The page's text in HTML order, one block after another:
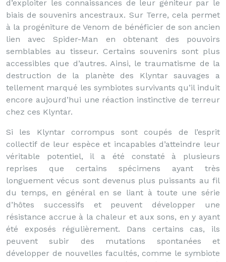
d’exploiter les connaissances de leur géniteur par le
biais de souvenirs ancestraux. Sur Terre, cela permet
à la progéniture de Venom de bénéficier de son ancien
lien avec Spider-Man en obtenant des pouvoirs
semblables au tisseur. Certains souvenirs sont plus
accessibles que d’autres. Ainsi, le traumatisme de la
destruction de la planète des Klyntar sauvages a
tellement marqué les symbiotes survivants qu’il induit
encore aujourd’hui une réaction instinctive de terreur
chez ces Klyntar.
Si les Klyntar corrompus sont coupés de l’esprit
collectif de leur espèce et incapables d’atteindre leur
véritable potentiel, il a été constaté à plusieurs
reprises que certains spécimens ayant très
longuement vécus sont devenus plus puissants au fil
du temps, en général en se liant à toute une série
d’hôtes successifs et peuvent développer une
résistance accrue à la chaleur et aux sons, en y ayant
été exposés régulièrement. Dans certains cas, ils
peuvent subir des mutations spontanées et
développer de nouvelles facultés, comme le symbiote